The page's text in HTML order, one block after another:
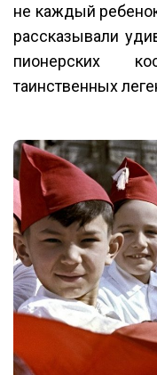
не каждый
рассказывали
пионерских
таинственных